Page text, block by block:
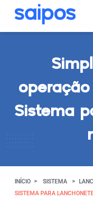
Sistema
INÍCIO SISTEMA
SISTEMA PARA